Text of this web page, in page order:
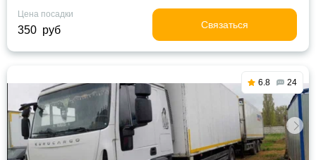
Цена посадки
350 руб Связаться
6.8 24